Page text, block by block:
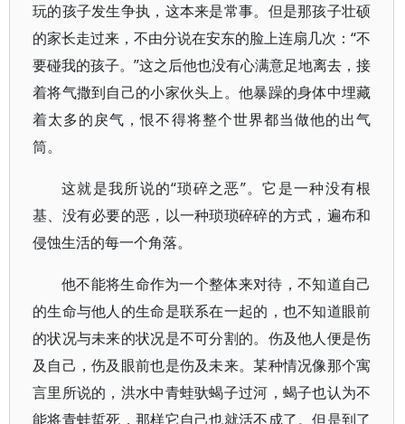
玩的孩子发生争执，这本来是常事。但是那孩子壮硕
的家长走过来，不由分说在安东的脸上连扇几次：“不
要碰我的孩子。”这之后他也没有心满意足地离去，接
着将气撒到自己的小家伙头上。他暴躁的身体中埋藏
着太多的戾气，恨不得将整个世界都当做他的出气
筒。
这就是我所说的“琐碎之恶”。它是一种没有根
基、没有必要的恶，以一种琐琐碎碎的方式，遍布和
侵蚀生活的每一个角落。
他不能将生命作为一个整体来对待，不知道自己
的生命与他人的生命是联系在一起的，也不知道眼前
的状况与未来的状况是不可分割的。伤及他人便是伤
及自己，伤及眼前也是伤及未来。某种情况像那个寓
言里所说的，洪水中青蛙驮蝎子过河，蝎子也认为不
能将青蛙蜇死，那样它自己也就活不成了。但是到了